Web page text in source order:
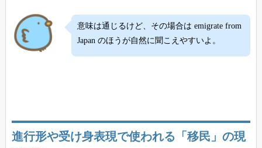
意味は通じるけど、その場合は emigrate from
Japan のほうが自然に聞こえやすいよ。
進行形や受け身表現で使われる「移民」の現